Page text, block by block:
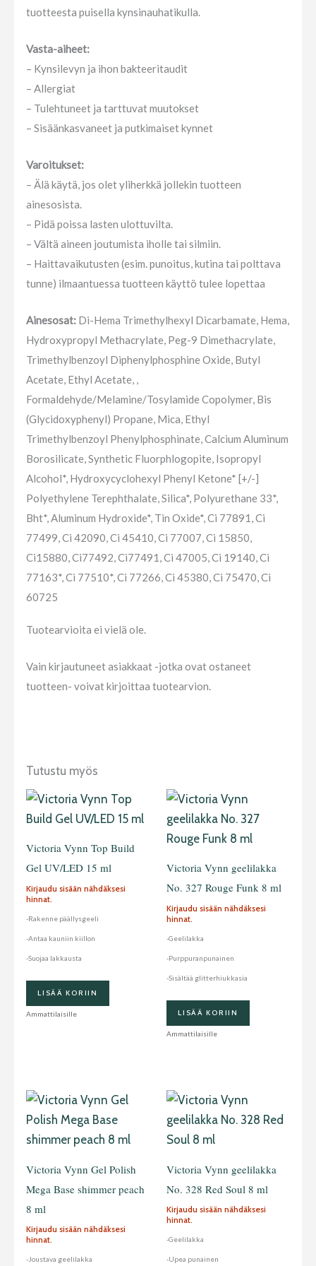
tuotteesta puisella kynsinauhatikulla.
Vasta-aiheet:
– Kynsilevyn ja ihon bakteeritaudit
– Allergiat
– Tulehtuneet ja tarttuvat muutokset
– Sisäänkasvaneet ja putkimaiset kynnet
Varoitukset:
– Älä käytä, jos olet yliherkkä jollekin tuotteen
ainesosista.
– Pidä poissa lasten ulottuvilta.
– Vältä aineen joutumista iholle tai silmiin.
– Haittavaikutusten (esim. punoitus, kutina tai polttava
tunne) ilmaantuessa tuotteen käyttö tulee lopettaa
Ainesosat: Di-Hema Trimethylhexyl Dicarbamate, Hema,
Hydroxypropyl Methacrylate, Peg-9 Dimethacrylate,
Trimethylbenzoyl Diphenylphosphine Oxide, Butyl
Acetate, Ethyl Acetate, ,
Formaldehyde/Melamine/Tosylamide Copolymer, Bis
(Glycidoxyphenyl) Propane, Mica, Ethyl
Trimethylbenzoyl Phenylphosphinate, Calcium Aluminum
Borosilicate, Synthetic Fluorphlogopite, Isopropyl
Alcohol*, Hydroxycyclohexyl Phenyl Ketone* [+/-]
Polyethylene Terephthalate, Silica*, Polyurethane 33*,
Bht*, Aluminum Hydroxide*, Tin Oxide*, Ci 77891, Ci
77499, Ci 42090, Ci 45410, Ci 77007, Ci 15850,
Ci15880, Ci77492, Ci77491, Ci 47005, Ci 19140, Ci
77163*, Ci 77510*, Ci 77266, Ci 45380, Ci 75470, Ci
60725
Tuotearvioita ei vielä ole.
Vain kirjautuneet asiakkaat -jotka ovat ostaneet
tuotteen- voivat kirjoittaa tuotearvion.
Tutustu myös
Victoria Vynn Top Build
Gel UV/LED 15 ml
Kirjaudu sisään nähdäksesi
hinnat.
-Rakenne päällysgeeli
-Antaa kauniin kiillon
-Suojaa lakkausta
LISÄÄ KORIIN
Ammattilaisille
Victoria Vynn geelilakka
No. 327 Rouge Funk 8 ml
Kirjaudu sisään nähdäksesi
hinnat.
-Geelilakka
-Purppuranpunainen
-Sisältää glitterhiukkasia
LISÄÄ KORIIN
Ammattilaisille
Victoria Vynn Gel Polish
Mega Base shimmer peach
8 ml
Kirjaudu sisään nähdäksesi
hinnat.
-Joustava geelilakka
Victoria Vynn geelilakka
No. 328 Red Soul 8 ml
Kirjaudu sisään nähdäksesi
hinnat.
-Geelilakka
-Upea punainen